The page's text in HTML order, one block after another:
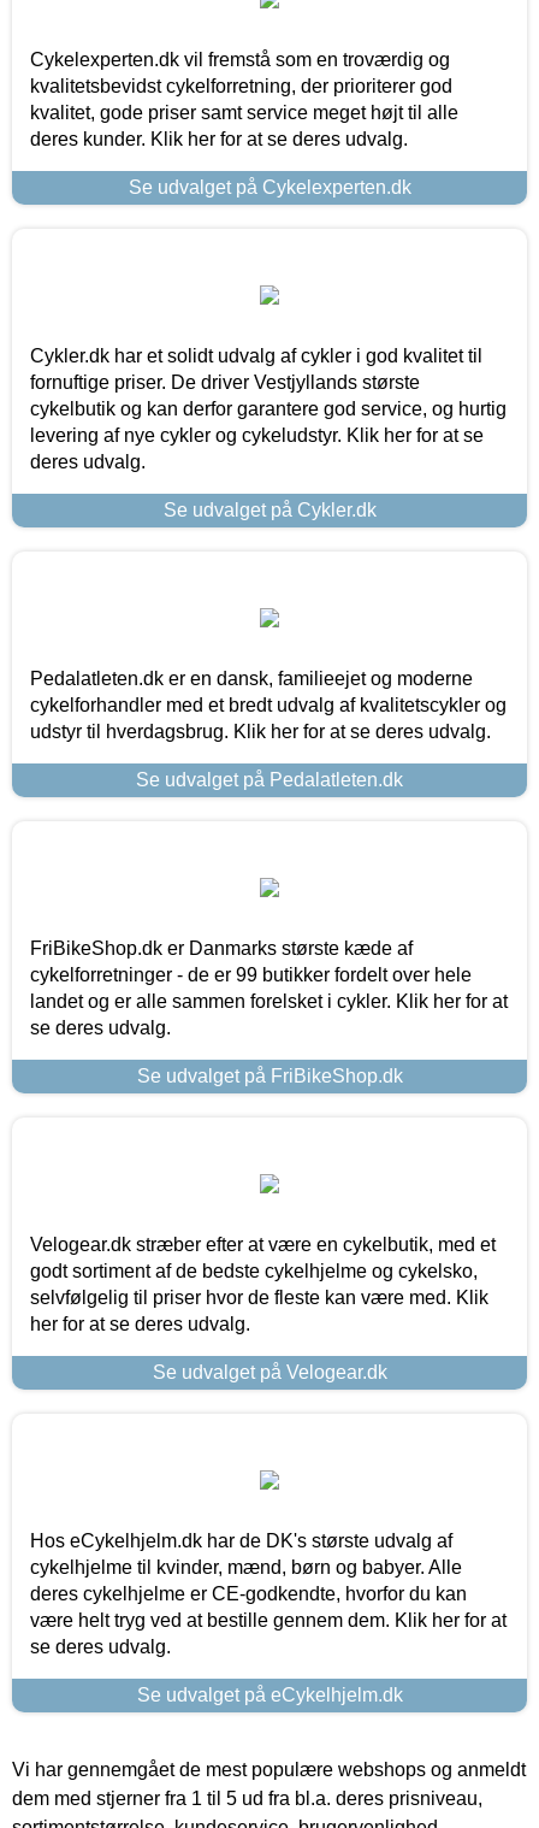
Cykelexperten.dk vil fremstå som en troværdig og
kvalitetsbevidst cykelforretning, der prioriterer god
kvalitet, gode priser samt service meget højt til alle
deres kunder. Klik her for at se deres udvalg.
Se udvalget på Cykelexperten.dk
Cykler.dk har et solidt udvalg af cykler i god kvalitet til
fornuftige priser. De driver Vestjyllands største
cykelbutik og kan derfor garantere god service, og hurtig
levering af nye cykler og cykeludstyr. Klik her for at se
deres udvalg.
Se udvalget på Cykler.dk
Pedalatleten.dk er en dansk, familieejet og moderne
cykelforhandler med et bredt udvalg af kvalitetscykler og
udstyr til hverdagsbrug. Klik her for at se deres udvalg.
Se udvalget på Pedalatleten.dk
FriBikeShop.dk er Danmarks største kæde af
cykelforretninger - de er 99 butikker fordelt over hele
landet og er alle sammen forelsket i cykler. Klik her for at
se deres udvalg.
Se udvalget på FriBikeShop.dk
Velogear.dk stræber efter at være en cykelbutik, med et
godt sortiment af de bedste cykelhjelme og cykelsko,
selvfølgelig til priser hvor de fleste kan være med. Klik
her for at se deres udvalg.
Se udvalget på Velogear.dk
Hos eCykelhjelm.dk har de DK's største udvalg af
cykelhjelme til kvinder, mænd, børn og babyer. Alle
deres cykelhjelme er CE-godkendte, hvorfor du kan
være helt tryg ved at bestille gennem dem. Klik her for at
se deres udvalg.
Se udvalget på eCykelhjelm.dk
Vi har gennemgået de mest populære webshops og anmeldt
dem med stjerner fra 1 til 5 ud fra bl.a. deres prisniveau,